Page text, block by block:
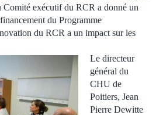
Comité exécutif du RCR a donné un
du Programme
du RCR a un impact sur les
Le directeur
général du
CHU de
Poitiers, Jean
Pierre Dewitte